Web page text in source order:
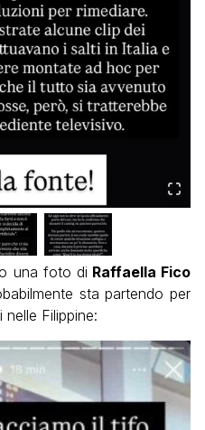
una foto di Raffaella Fico
sta partendo per
Filippine: